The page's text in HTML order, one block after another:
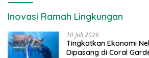
Inovasi Ramah Lingkungan
10 Juli 2026
Tingkatkan Ekonomi
Dipasang di Coral